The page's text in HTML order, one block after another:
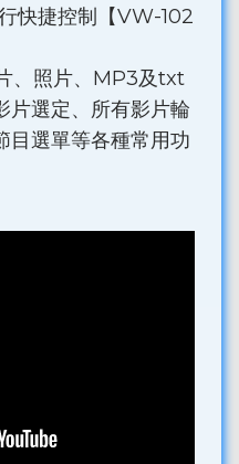
快捷控制【VW-102
、照片、MP3及txt
片選定、所有影片輪
目選單等各種常用功